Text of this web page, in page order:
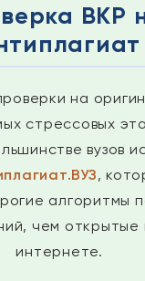
ВКР
на
стрессовых
вузов
,
алгоритмы
чем открытые
интернете.